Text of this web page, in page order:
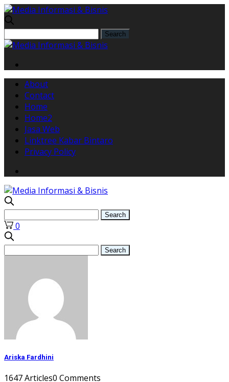
About
Contact
Home
Home2
Jasa Web
Linktree Kabar Bintaro
Privacy Policy
0
Ariska Fardhini
1647 Articles0 Comments